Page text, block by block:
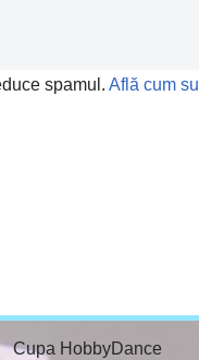
spamul.Află cum
Cupa HobbyDance